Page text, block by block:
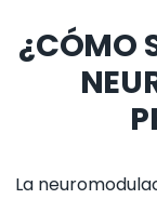
¿CÓMO
La